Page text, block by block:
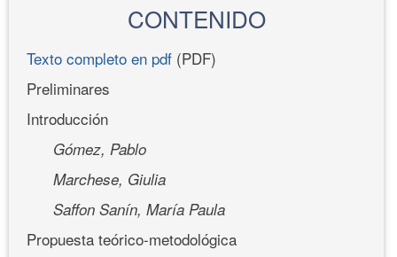
CONTENIDO
Texto completo en pdf (PDF)
Preliminares
Introducción
Gómez, Pablo
Marchese, Giulia
Saffon Sanín, María Paula
Propuesta teórico-metodológica